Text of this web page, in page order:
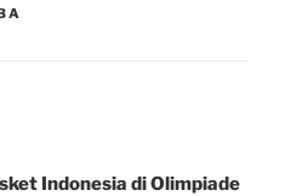
Indonesia di Olimpiade